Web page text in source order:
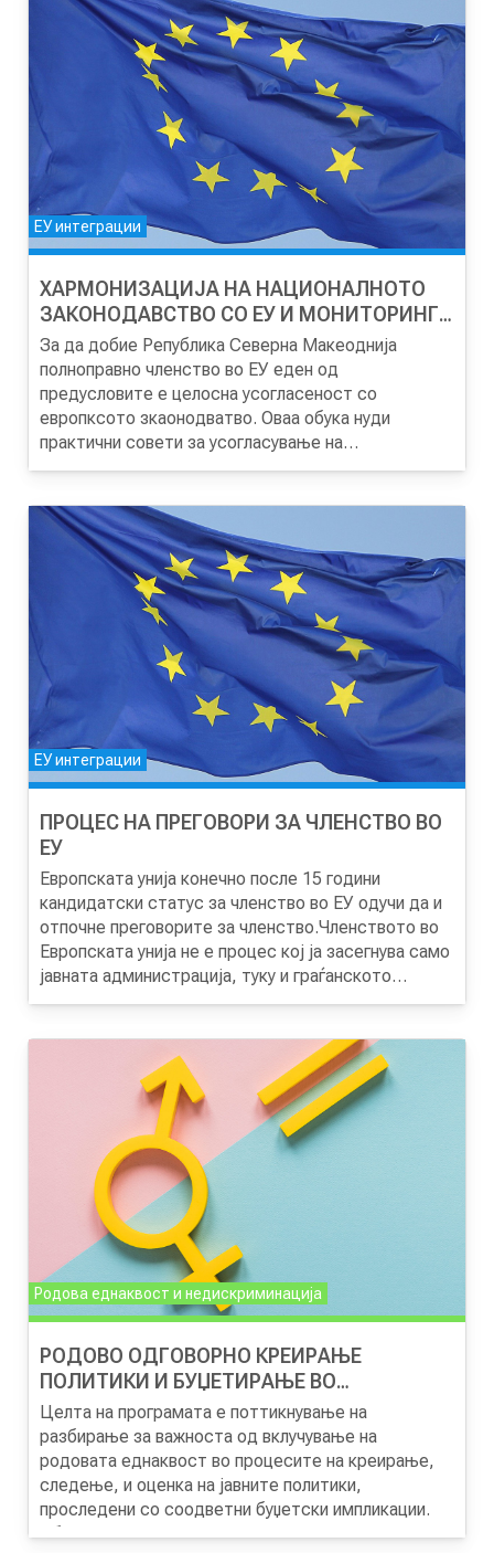
на проекти користат различни методи на
мониторинг и евалуација, но суштината и логиката
за оценување на реализацијата на активностите,
постигнувањето на резултатите и општествените
промени се заеднички за сите нив.
ЕУ интеграции
ХАРМОНИЗАЦИЈА НА НАЦИОНАЛНОТО
ЗАКОНОДАВСТВО СО ЕУ И МОНИТОРИНГ
И ЕВАЛУАЦИЈА НА НПАА
За да добие Република Северна Макеоднија
полноправно членство во ЕУ еден од
предусловите е целосна усогласеност со
европксото зкаонодватво. Оваа обука нуди
практични совети за усогласување на
националното законодавство со
процесот и нционалната рамка за следење –
НПАА.
ЕУ интеграции
ПРОЦЕС НА ПРЕГОВОРИ ЗА ЧЛЕНСТВО ВО
ЕУ
Европската унија конечно после 15 години
кандидатски статус за членство во ЕУ одучи да и
отпочне преговорите за членство.Членството во
Европската унија не е процес кој ја засегнува само
јавната администрација, туку и граѓанското
општество, академијата, компаниите,
граѓани.Ова е процес кој треба да се води низ
една широка вклученост на сите чинители и
отворено и транспарентно за јавноста.Целта на
оваа обука е учениците да се запознаат одблиску
со самиот процес на водење на преговорите со
Родова еднаквост и недискриминација
РОДОВО ОДГОВОРНО КРЕИРАЊЕ
ПОЛИТИКИ И БУЏЕТИРАЊЕ ВО
МИНИСТЕРСТВАТА И ОРГАНИИТЕ НА
ДРЖАВНА УПРАВА
Целта на програмата е поттикнување на
разбирање за важноста од вклучување на
родовата еднаквост во процесите на креирање,
следење, и оценка на јавните политики,
проследени со соодветни буџетски импликации.
Обуката ја посочува важноста, но и дава практични